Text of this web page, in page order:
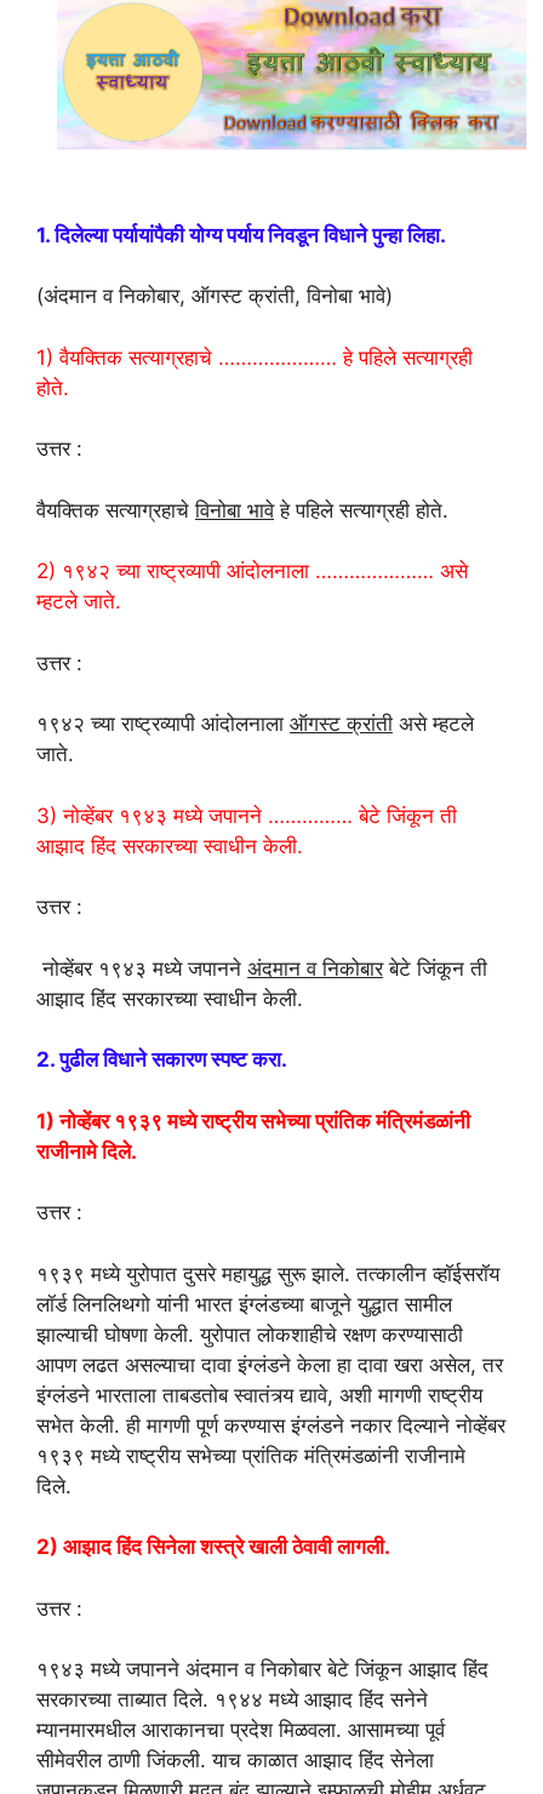
1. दिलेल्या पर्यायांपैकी योग्य पर्याय निवडून विधाने पुन्हा लिहा.
(अंदमान व निकोबार, ऑगस्ट क्रांती, विनोबा भावे)
1) वैयक्तिक सत्याग्रहाचे ………………… हे पहिले सत्याग्रही
होते.
उत्तर :
वैयक्तिक सत्याग्रहाचेविनोबा भावेहे पहिले सत्याग्रही होते.
2) १९४२ च्या राष्ट्रव्यापी आंदोलनाला ………………… असे
म्हटले जाते.
उत्तर :
१९४२ च्या राष्ट्रव्यापी आंदोलनाला ऑगस्ट क्रांती असे म्हटले
जाते.
3) नोव्हेंबर १९४३ मध्ये जपानने …………… बेटे जिंकून ती
आझाद हिंद सरकारच्या स्वाधीन केली.
उत्तर :
नोव्हेंबर १९४३ मध्ये जपानने अंदमान व निकोबारबेटे जिंकून ती
आझाद हिंद सरकारच्या स्वाधीन केली.
2. पुढील विधाने सकारण स्पष्ट करा.
1) नोव्हेंबर १९३९ मध्ये राष्ट्रीय सभेच्या प्रांतिक मंत्रिमंडळांनी
राजीनामे दिले.
उत्तर :
१९३९ मध्ये युरोपात दुसरे महायुद्ध सुरू झाले. तत्कालीन व्हाॅईसरॉय
लॉर्ड लिनलिथगो यांनी भारत इंग्लंडच्या बाजूने युद्धात सामील
झाल्याची घोषणा केली. युरोपात लोकशाहीचे रक्षण करण्यासाठी
आपण लढत असल्याचा दावा इंग्लंडने केला हा दावा खरा असेल, तर
इंग्लंडने भारताला ताबडतोब स्वातंत्र्य द्यावे, अशी मागणी राष्ट्रीय
सभेत केली. ही मागणी पूर्ण करण्यास इंग्लंडने नकार दिल्याने नोव्हेंबर
१९३९ मध्ये राष्ट्रीय सभेच्या प्रांतिक मंत्रिमंडळांनी राजीनामे
दिले.
2) आझाद हिंद सिनेला शस्त्रे खाली ठेवावी लागली.
उत्तर :
१९४३ मध्ये जपानने अंदमान व निकोबार बेटे जिंकून आझाद हिंद
सरकारच्या ताब्यात दिले. १९४४ मध्ये आझाद हिंद सनेने
म्यानमारमधील आराकानचा प्रदेश मिळवला. आसामच्या पूर्व
सीमेवरील ठाणी जिंकली. याच काळात आझाद हिंद सेनेला